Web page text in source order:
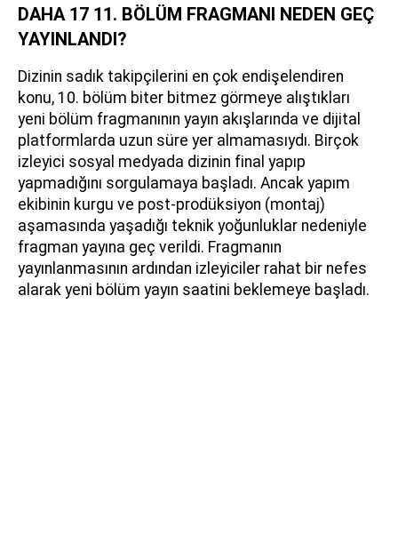
DAHA 17 11. BÖLÜM FRAGMANI NEDEN GEÇ
YAYINLANDI?
Dizinin sadık takipçilerini en çok endişelendiren
konu, 10. bölüm biter bitmez görmeye alıştıkları
yeni bölüm fragmanının yayın akışlarında ve dijital
platformlarda uzun süre yer almamasıydı. Birçok
izleyici sosyal medyada dizinin final yapıp
yapmadığını sorgulamaya başladı. Ancak yapım
ekibinin kurgu ve post-prodüksiyon (montaj)
aşamasında yaşadığı teknik yoğunluklar nedeniyle
fragman yayına geç verildi. Fragmanın
yayınlanmasının ardından izleyiciler rahat bir nefes
alarak yeni bölüm yayın saatini beklemeye başladı.